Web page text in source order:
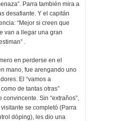
Parra también mira a
desafiante. Y el capitán
“Mejor si creen que
van a llegar una gran
.
en perderse en el
mano, fue arengando uno
El “vamos a
de tantas otras”
convincente. Sin “extraños”,
se completó (Parra
dóping), les dio una